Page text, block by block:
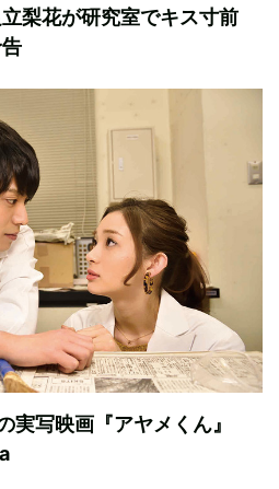
梨花が研究室でキス寸前
実写映画『アヤメくん』